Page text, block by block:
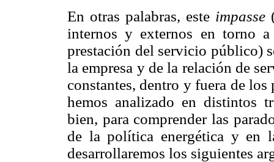
En otras palabras, este impasse
internos y externos en torno
prestación del servicio público)
la empresa y de la relación de
constantes, dentro y fuera de
hemos analizado en distintos
bien, para comprender las
de la política energética y en
desarrollaremos los siguientes